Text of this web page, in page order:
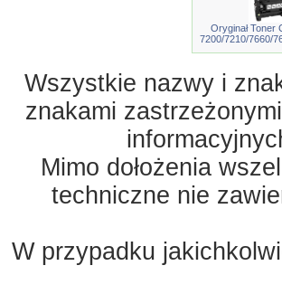
Oryginał Toner
7200/7210/7660/
Wszystkie nazwy i
znakami
Mimo dołożenia
techniczne nie
W przypadku